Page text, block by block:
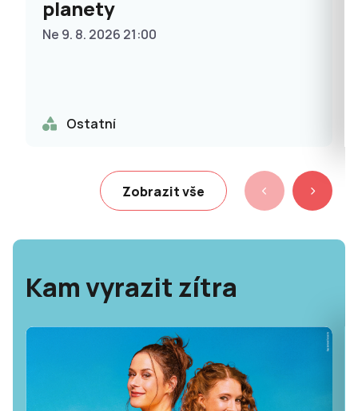
planety
Ne 9. 8. 2026 21:00
Ostatní
Zobrazit vše
Kam vyrazit zítra